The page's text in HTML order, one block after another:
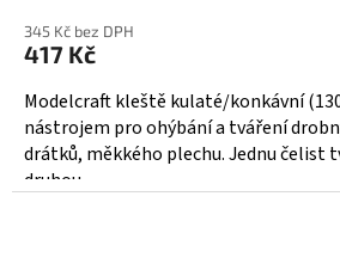
345 Kč bez DPH
417 Kč
Modelcraft kleště kulaté/konkávní
nástrojem pro ohýbání a tváření
drátků, měkkého plechu. Jednu čelist
druhou...